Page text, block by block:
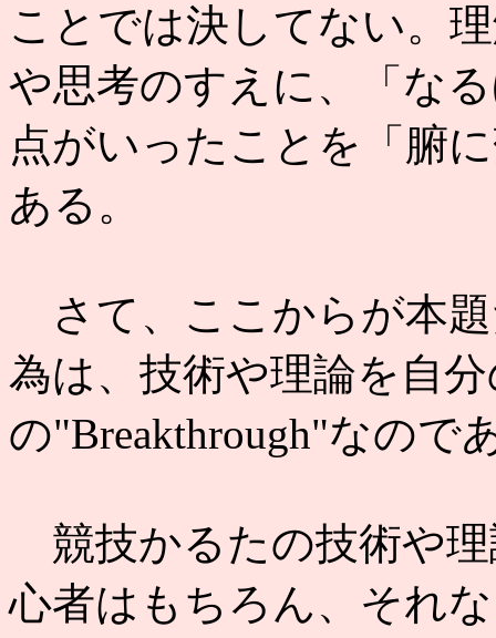
ことでは決してない。
や思考のすえに、「な
点がいったことを「腑
ある。
さて、ここからが本
為は、技術や理論を自
の"Breakthrough"なので
競技かるたの技術や
心者はもちろん、それ